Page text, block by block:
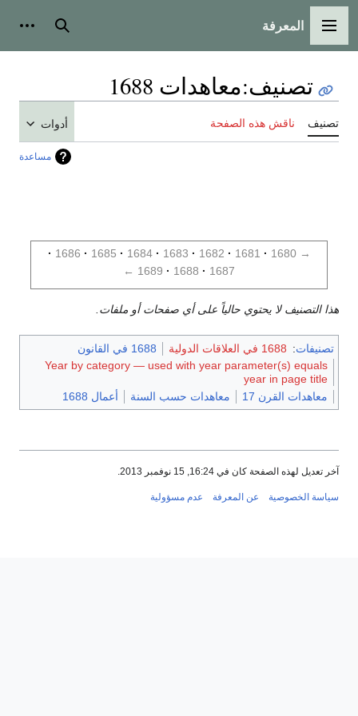
القائمة الرئيسية
المعرفة بحث
تصنيف:معاهدات 1688
تصنيف ناقش هذه الصفحة أدوات
مساعدة
→
1680
1681
1682
1683
1684
1685
1686
1687
1688
1689
←
هذا التصنيف لا يحتوي حالياً على أي صفحات أو ملفات.
تصنيفات: 1688 في العلاقات الدولية
1688 في القانون
Year by category — used with year parameter(s) equals
year in page title
معاهدات القرن 17
معاهدات حسب السنة أعمال 1688
آخر تعديل لهذه الصفحة كان في 16:24, 15 نوفمبر 2013.
سياسة الخصوصية عن المعرفة عدم مسؤولية